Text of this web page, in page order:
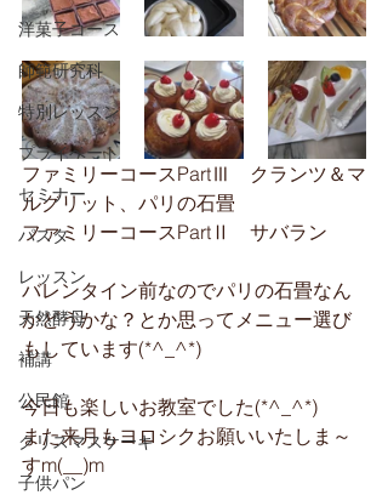
洋菓子コース
師範研究科
特別レッスン
プライベート
セミナー
パスタ
レッスン
天然酵母
補講
公民館
クリスマスケーキ
子供パン
ファミリーコースPartⅢ　クランツ＆マ
ルグリット、パリの石畳
ファミリーコースPartⅡ　サバラン
バレンタイン前なのでパリの石畳なん
かどうかな？とか思ってメニュー選び
もしています(*^_^*)
今日も楽しいお教室でした(*^_^*)
また来月もヨロシクお願いいたしま～
すm(__)m